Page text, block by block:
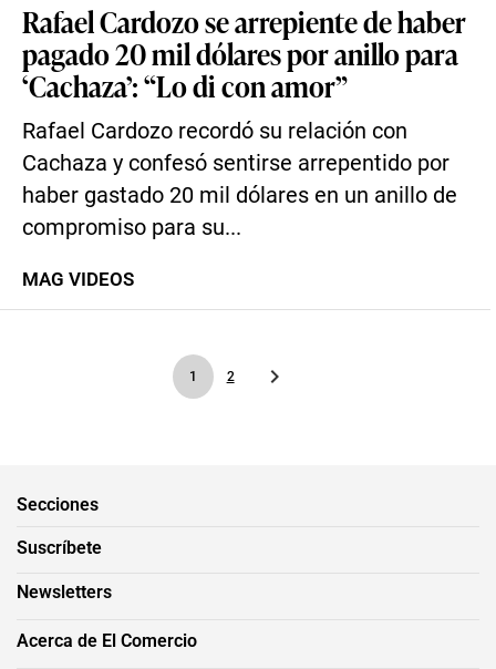
Rafael Cardozo se arrepiente de haber
pagado 20 mil dólares por anillo para
‘Cachaza’: “Lo di con amor”
Rafael Cardozo recordó su relación con
Cachaza y confesó sentirse arrepentido por
haber gastado 20 mil dólares en un anillo de
compromiso para su...
MAG VIDEOS
1 2
Secciones
Suscríbete
Newsletters
Acerca de El Comercio